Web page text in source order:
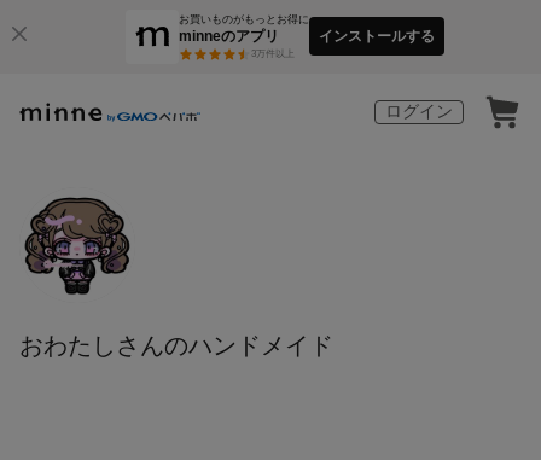
お買いものがもっとお得に
minneのアプリ
3万件以上
インストールする
ログイン
おわたしさんのハンドメイド